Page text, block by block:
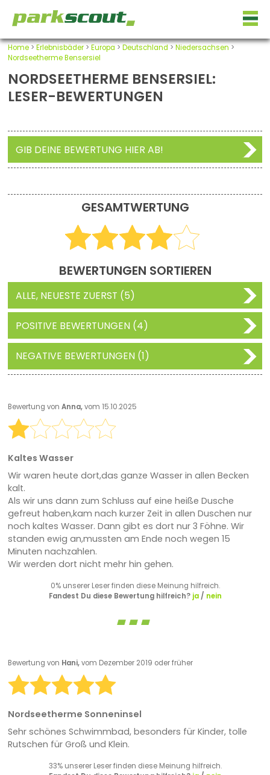
Home> Erlebnisbäder> Europa > Deutschland > Niedersachsen >
Nordseetherme Bensersiel
NORDSEETHERME BENSERSIEL:
LESER-BEWERTUNGEN
GIB DEINE BEWERTUNG HIER AB!
GESAMTWERTUNG
BEWERTUNGEN SORTIEREN
ALLE, NEUESTE ZUERST (5)
POSITIVE BEWERTUNGEN (4)
NEGATIVE BEWERTUNGEN (1)
Bewertung von Anna,vom 15.10.2025
Kaltes Wasser
Wir waren heute dort,das ganze Wasser in allen Becken
kalt.
Als wir uns dann zum Schluss auf eine heiße Dusche
gefreut haben,kam nach kurzer Zeit in allen Duschen nur
noch kaltes Wasser. Dann gibt es dort nur 3 Föhne. Wir
standen ewig an,mussten am Ende noch wegen 15
Minuten nachzahlen.
Wir werden dort nicht mehr hin gehen.
0% unserer Leser finden diese Meinung hilfreich.
Fandest Du diese Bewertung hilfreich? ja/ nein
Bewertung von Hani,vom Dezember 2019 oder früher
Nordseetherme Sonneninsel
Sehr schönes Schwimmbad, besonders für Kinder, tolle
Rutschen für Groß und Klein.
33% unserer Leser finden diese Meinung hilfreich.